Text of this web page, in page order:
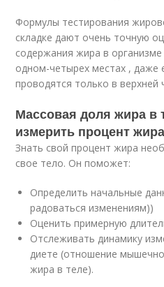
Формулы тестирования
складке дают очень точную
содержания жира в
одном-четырех местах , даже
проводятся только в верхней
Массовая доля жира в
измерить процент
Знать свой процент жира
свое тело. Он поможет:
Определить начальные
радоваться изменениям))
Оценить примерную
Отслеживать динамику
диете (отношение
жира в теле).